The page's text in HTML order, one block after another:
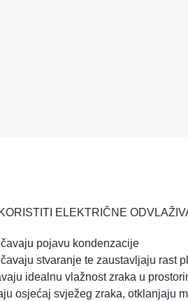
ELEKTRIČNE
pojavu kondenzacije
stvaranje te zaustavljaju rast
idealnu vlažnost zraka u
osjećaj svježeg zraka, otklanjaju